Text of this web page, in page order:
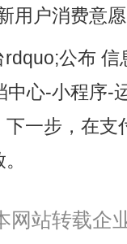
用户消费意
公布
心-小程序-
一步，在支
网站转载企